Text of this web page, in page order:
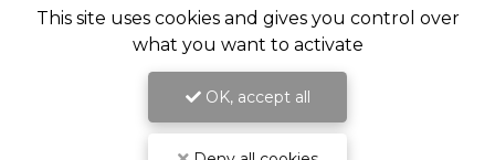
This site uses cookies and gives you control over
what you want to activate
OK, accept all